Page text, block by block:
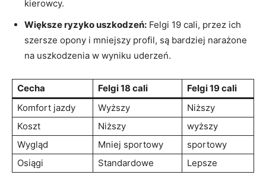
kierowcy.
Większe ryzyko uszkodzeń: Felgi 19 cali,⁢ przez ich
szersze ​opony⁢ i⁢ mniejszy profil, ​są bardziej narażone ​
na uszkodzenia w wyniku uderzeń.
Cecha Felgi 18⁣ cali
Felgi 19 cali
Komfort jazdy
Wyższy
Niższy
Koszt
Niższy
wyższy
Wygląd
Mniej⁢ sportowy
sportowy
Osiągi
Standardowe Lepsze